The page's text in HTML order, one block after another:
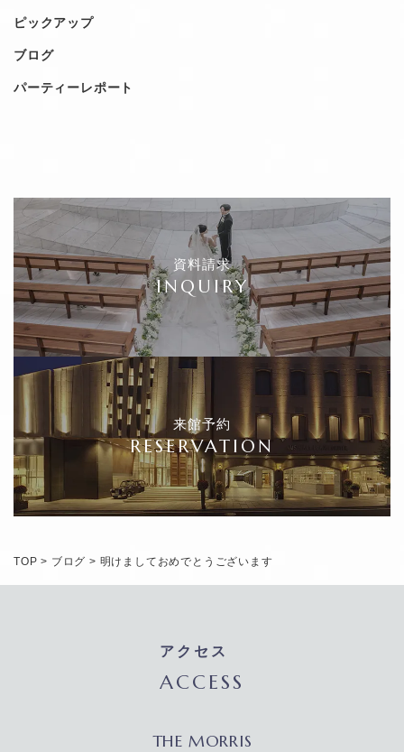
ピックアップ
ブログ
パーティーレポート
資料請求
INQUIRY
来館予約
RESERVATION
TOP > ブログ > 明けましておめでとうございます
アクセス
ACCESS
THE MORRIS